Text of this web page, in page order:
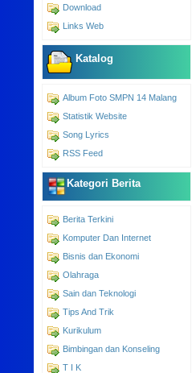
Download
Links Web
Katalog
Album Foto SMPN 14 Malang
Statistik Website
Song Lyrics
RSS Feed
Kategori Berita
Berita Terkini
Komputer Dan Internet
Bisnis dan Ekonomi
Olahraga
Sain dan Teknologi
Tips And Trik
Kurikulum
Bimbingan dan Konseling
T I K